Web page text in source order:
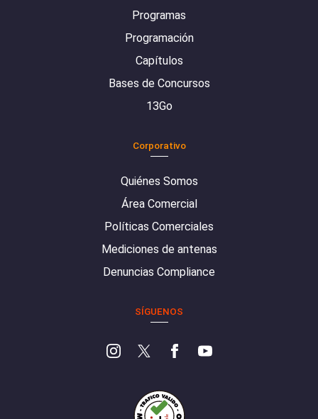
Programas
Programación
Capítulos
Bases de Concursos
13Go
Corporativo
Quiénes Somos
Área Comercial
Políticas Comerciales
Mediciones de antenas
Denuncias Compliance
SÍGUENOS